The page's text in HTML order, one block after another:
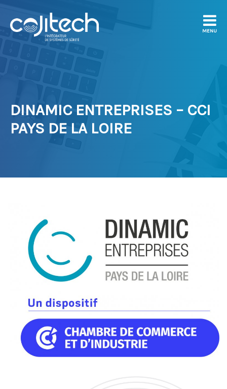
MENU
DINAMIC ENTREPRISES – CCI
PAYS DE LA LOIRE